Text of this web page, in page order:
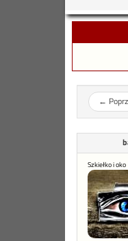
←
Szkiełko i oko